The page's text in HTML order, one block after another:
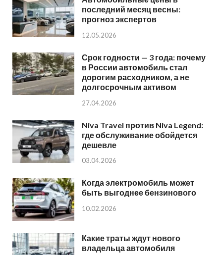
последний месяц весны:
прогноз экспертов
12.05.2026
Срок годности — 3 года: почему
в России автомобиль стал
дорогим расходником, а не
долгосрочным активом
27.04.2026
Niva Travel против Niva Legend:
где обслуживание обойдется
дешевле
03.04.2026
Когда электромобиль может
быть выгоднее бензинового
10.02.2026
Какие траты ждут нового
владельца автомобиля